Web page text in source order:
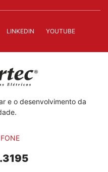
LINKEDIN YOUTUBE
e o desenvolvimento da
FONE